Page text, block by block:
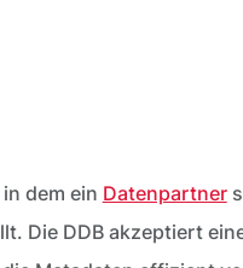
dem ein Datenpartner
Die DDB akzeptiert